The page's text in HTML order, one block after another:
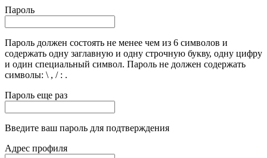
Пароль
Пароль должен состоять не менее чем из 6 символов и
содержать одну заглавную и одну строчную букву, одну цифру
и один специальный символ. Пароль не должен содержать
символы: \ , / : .
Пароль еще раз
Введите ваш пароль для подтверждения
Адрес профиля